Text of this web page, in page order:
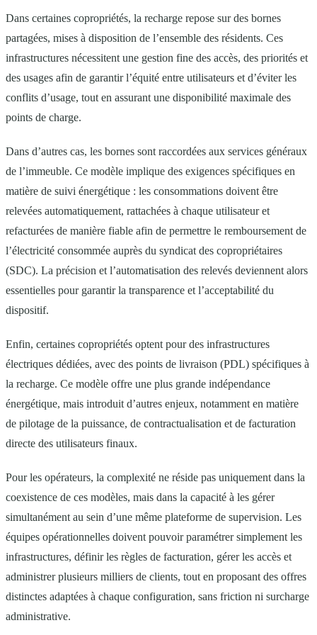
Dans certaines copropriétés, la recharge repose sur des bornes
partagées, mises à disposition de l’ensemble des résidents. Ces
infrastructures nécessitent une gestion fine des accès, des priorités et
des usages afin de garantir l’équité entre utilisateurs et d’éviter les
conflits d’usage, tout en assurant une disponibilité maximale des
points de charge.
Dans d’autres cas, les bornes sont raccordées aux services généraux
de l’immeuble. Ce modèle implique des exigences spécifiques en
matière de suivi énergétique : les consommations doivent être
relevées automatiquement, rattachées à chaque utilisateur et
refacturées de manière fiable afin de permettre le remboursement de
l’électricité consommée auprès du syndicat des copropriétaires
(SDC). La précision et l’automatisation des relevés deviennent alors
essentielles pour garantir la transparence et l’acceptabilité du
dispositif.
Enfin, certaines copropriétés optent pour des infrastructures
électriques dédiées, avec des points de livraison (PDL) spécifiques à
la recharge. Ce modèle offre une plus grande indépendance
énergétique, mais introduit d’autres enjeux, notamment en matière
de pilotage de la puissance, de contractualisation et de facturation
directe des utilisateurs finaux.
Pour les opérateurs, la complexité ne réside pas uniquement dans la
coexistence de ces modèles, mais dans la capacité à les gérer
simultanément au sein d’une même plateforme de supervision. Les
équipes opérationnelles doivent pouvoir paramétrer simplement les
infrastructures, définir les règles de facturation, gérer les accès et
administrer plusieurs milliers de clients, tout en proposant des offres
distinctes adaptées à chaque configuration, sans friction ni surcharge
administrative.